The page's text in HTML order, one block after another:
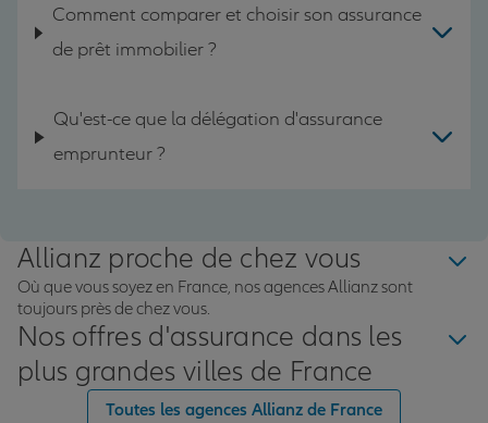
Comment comparer et choisir son assurance
de prêt immobilier ?
Qu'est-ce que la délégation d'assurance
emprunteur ?
Allianz proche de chez vous
Où que vous soyez en France, nos agences Allianz sont
toujours près de chez vous.
Nos offres d'assurance dans les
plus grandes villes de France
Toutes les agences Allianz de France